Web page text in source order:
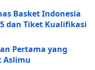
Basket Indonesia
dan Tiket Kualifikasi
Pertama yang
Aslimu